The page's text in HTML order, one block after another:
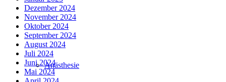
Anästhesie
Dezember 2024
November 2024
Oktober 2024
September 2024
August 2024
Juli 2024
Juni 2024
Mai 2024